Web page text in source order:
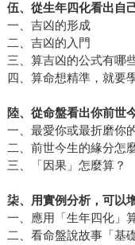
伍、從生年四化看出自
一、吉凶的形成
二、吉凶的入門
三、算吉凶的公式有哪
四、算命想精準，就要
陸、從命盤看出你前世
一、最愛你或最折磨你
二、前世今生的緣分怎
三、「因果」怎麼算？
柒、用實例分析，可以
一、應用「生年四化」
二、看命盤說故事「基